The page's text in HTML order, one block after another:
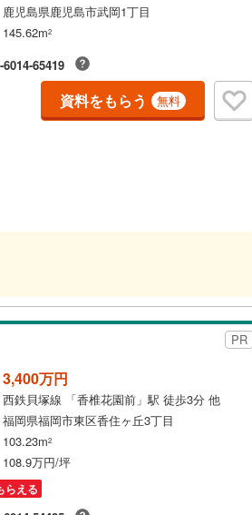
鹿児島県鹿児島市武岡1丁目
145.62m2
6014-65419
資料をもらう 無料
PR
3,400万円
西鉄貝塚線 「香椎花園前」駅 徒歩3分 他
福岡県福岡市東区香住ヶ丘3丁目
103.23m2
108.9万円/坪
らえる